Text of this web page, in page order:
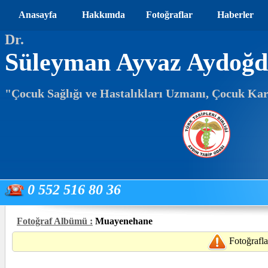
Anasayfa Hakkımda Fotoğraflar Haberler
Dr.
Süleyman Ayvaz
"Çocuk Sağlığı ve Hastalıkları Uzmanı, Çocuk
0 552 516 80 36
Fotoğraf Albümü : Muayenehane